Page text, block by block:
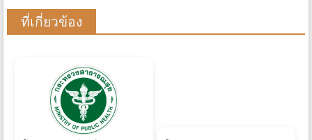
ที่เกี่ยวข้อง